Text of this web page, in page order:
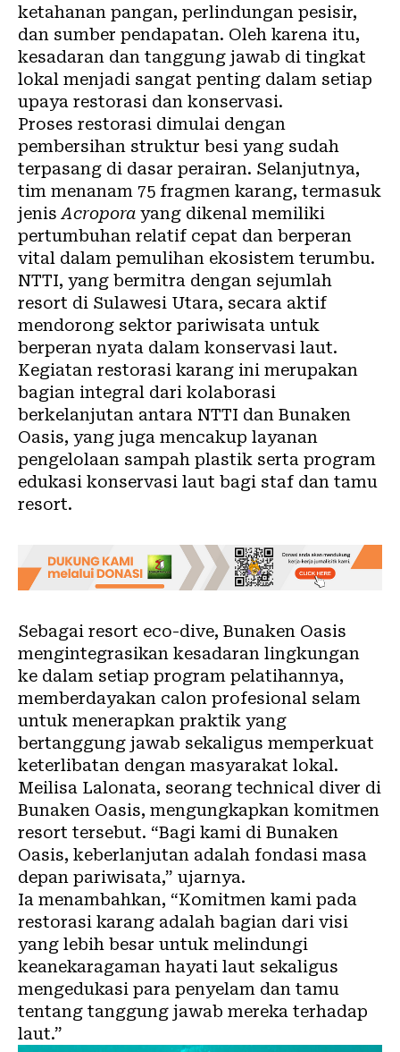
ketahanan pangan, perlindungan pesisir,
dan sumber pendapatan. Oleh karena itu,
kesadaran dan tanggung jawab di tingkat
lokal menjadi sangat penting dalam setiap
upaya restorasi dan konservasi.
Proses restorasi dimulai dengan
pembersihan struktur besi yang sudah
terpasang di dasar perairan. Selanjutnya,
tim menanam 75 fragmen karang, termasuk
jenisAcropora yang dikenal memiliki
pertumbuhan relatif cepat dan berperan
vital dalam pemulihan ekosistem terumbu.
NTTI, yang bermitra dengan sejumlah
resort di Sulawesi Utara, secara aktif
mendorong sektor pariwisata untuk
berperan nyata dalam konservasi laut.
Kegiatan restorasi karang ini merupakan
bagian integral dari kolaborasi
berkelanjutan antara NTTI dan Bunaken
Oasis, yang juga mencakup layanan
pengelolaan sampah plastik serta program
edukasi konservasi laut bagi staf dan tamu
resort.
Sebagai resort eco-dive, Bunaken Oasis
mengintegrasikan kesadaran lingkungan
ke dalam setiap program pelatihannya,
memberdayakan calon profesional selam
untuk menerapkan praktik yang
bertanggung jawab sekaligus memperkuat
keterlibatan dengan masyarakat lokal.
Meilisa Lalonata, seorang technical diver di
Bunaken Oasis, mengungkapkan komitmen
resort tersebut. “Bagi kami di Bunaken
Oasis, keberlanjutan adalah fondasi masa
depan pariwisata,” ujarnya.
Ia menambahkan, “Komitmen kami pada
restorasi karang adalah bagian dari visi
yang lebih besar untuk melindungi
keanekaragaman hayati laut sekaligus
mengedukasi para penyelam dan tamu
tentang tanggung jawab mereka terhadap
laut.”